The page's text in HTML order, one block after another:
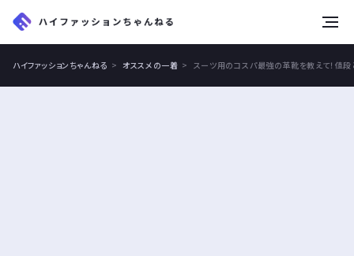
ハイファッションちゃんねる オススメの一着 スーツ用のコスパ最強の革靴を教えて！値